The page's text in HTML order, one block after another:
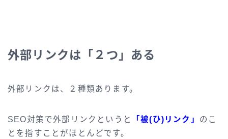
外部リンクは「２つ」ある
外部リンクは、２種類あります。
SEO対策で外部リンクというと 「被(ひ)リンク」 のこ
とを指すことがほとんどです。